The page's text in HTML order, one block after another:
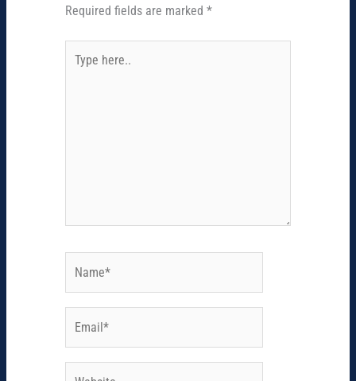
Required fields are marked *
here..